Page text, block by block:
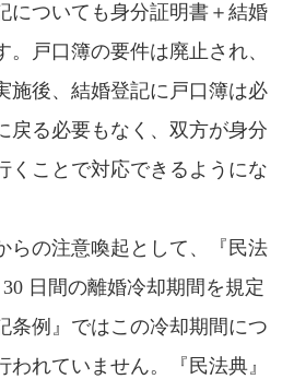
についても身分証明書＋結婚
戸口簿の要件は廃止され、
施後、結婚登記に戸口簿は必
戻る必要もなく、双方が身分
くことで対応できるようにな
らの注意喚起として、『民法
日間の離婚冷却期間を規定
条例』ではこの冷却期間につ
れていません。『民法典』